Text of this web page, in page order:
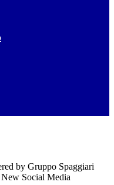
by Gruppo Spaggiari
Social Media